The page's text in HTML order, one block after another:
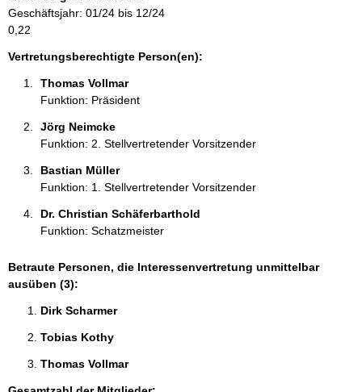
a
t
i
Geschäftsjahr: 01/24 bis 12/24
0,22
Vertretungsberechtigte Person(en):
Thomas Vollmar
Funktion: Präsident
Jörg Neimcke
Funktion: 2. Stellvertretender Vorsitzender
Bastian Müller
Funktion: 1. Stellvertretender Vorsitzender
Dr. Christian Schäferbarthold
Funktion: Schatzmeister
Betraute Personen, die Interessenvertretung unmittelbar
ausüben (3):
Dirk Scharmer
Tobias Kothy
Thomas Vollmar